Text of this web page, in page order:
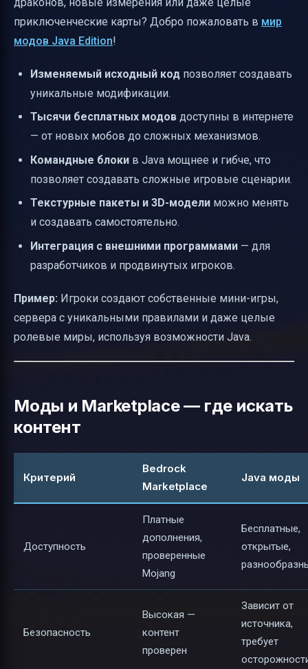
приключенческие карты? Добро пожаловать в мир
модов Java Edition!
Изменяемый исходный код позволяет создавать
уникальные модификации.
Тысячи бесплатных модов доступны в интернете
— от новых мобов до сложных механизмов.
Командные блоки в Java мощнее и гибче, что
позволяет создавать сложные игровые сценарии.
Текстурные пакеты и 3D-модели можно менять
и создавать самостоятельно.
Интеграция с внешними программами — для
разработчиков и продвинутых игроков.
Пример: Игроки создают собственные мини-игры,
сервера с уникальными правилами и даже целые
ролевые миры, используя возможности Java.
Моды и Marketplace — где искать
контент
Критерий
Bedrock
Marketplace
Java моды
Доступность
Платные
дополнения,
проверенные
Mojang
Бесплатные,
открытые,
Безопасность
Высокая —
контент
проверен
Зависит от
источника,
требует